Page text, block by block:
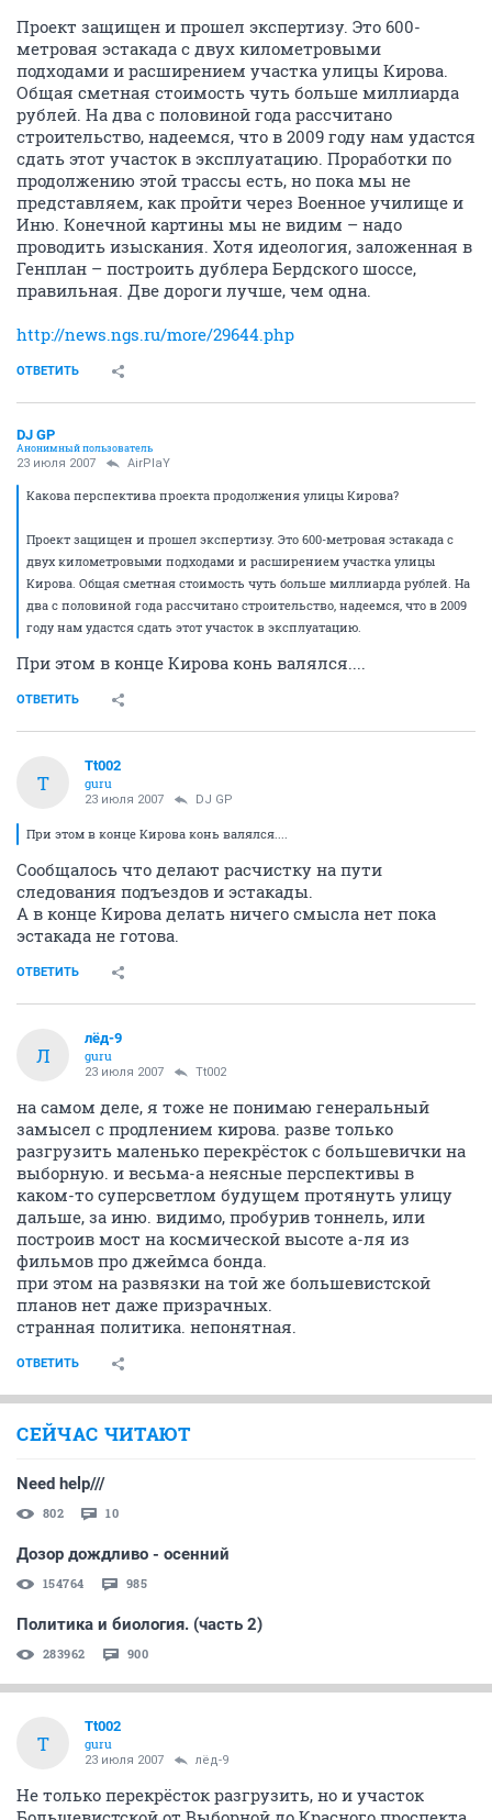
Проект защищен и прошел экспертизу. Это 600-
метровая эстакада с двух километровыми
подходами и расширением участка улицы Кирова.
Общая сметная стоимость чуть больше миллиарда
рублей. На два с половиной года рассчитано
строительство, надеемся, что в 2009 году нам удастся
сдать этот участок в эксплуатацию. Проработки по
продолжению этой трассы есть, но пока мы не
представляем, как пройти через Военное училище и
Иню. Конечной картины мы не видим – надо
проводить изыскания. Хотя идеология, заложенная в
Генплан – построить дублера Бердского шоссе,
правильная. Две дороги лучше, чем одна.
http://news.ngs.ru/more/29644.php
ОТВЕТИТЬ
DJ GP
Анонимный пользователь
23 июля 2007 AirPlaY
Какова перспектива проекта продолжения улицы Кирова?
Проект защищен и прошел экспертизу. Это 600-метровая эстакада с
двух километровыми подходами и расширением участка улицы
Кирова. Общая сметная стоимость чуть больше миллиарда рублей. На
два с половиной года рассчитано строительство, надеемся, что в 2009
году нам удастся сдать этот участок в эксплуатацию.
При этом в конце Кирова конь валялся....
ОТВЕТИТЬ
T
Tt002
guru
23 июля 2007 DJ GP
При этом в конце Кирова конь валялся....
Сообщалось что делают расчистку на пути
следования подъездов и эстакады.
А в конце Кирова делать ничего смысла нет пока
эстакада не готова.
ОТВЕТИТЬ
Л
лёд-9
guru
23 июля 2007 Tt002
на самом деле, я тоже не понимаю генеральный
замысел с продлением кирова. разве только
разгрузить маленько перекрёсток с большевички на
выборную. и весьма-а неясные перспективы в
каком-то суперсветлом будущем протянуть улицу
дальше, за иню. видимо, пробурив тоннель, или
построив мост на космической высоте а-ля из
фильмов про джеймса бонда.
при этом на развязки на той же большевистской
планов нет даже призрачных.
странная политика. непонятная.
ОТВЕТИТЬ
СЕЙЧАС ЧИТАЮТ
Need help///
802 10
Дозор дождливо - осенний
154764 985
Политика и биология. (часть 2)
283962 900
T
Tt002
guru
23 июля 2007 лёд-9
Не только перекрёсток разгрузить, но и участок